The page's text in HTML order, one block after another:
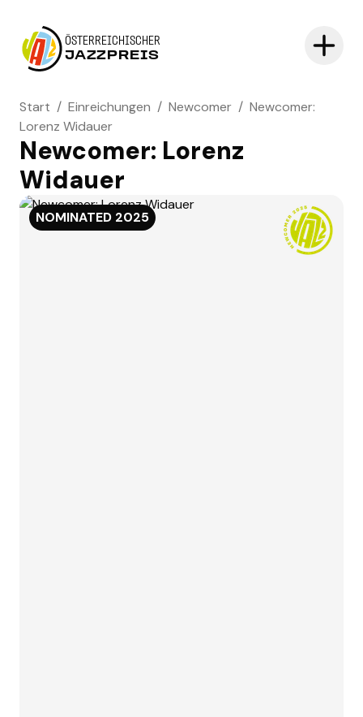
ÖSTERREICHISCHER
JAZZPREIS
Start / Einreichungen / Newcomer / Newcomer:
Lorenz Widauer
Newcomer: Lorenz
Widauer
NOMINATED 2025